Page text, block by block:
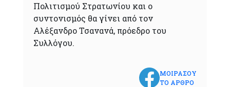
Πολιτισμού Στρατωνίου και ο
συντονισμός θα γίνει από τον
Αλέξανδρο Τσανανά, πρόεδρο του
Συλλόγου.
ΜΟΙΡΑΣΟΥ
ΤΟ ΑΡΘΡΟ